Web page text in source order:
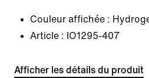
Couleur affichée :
Article : IO1295-407
Afficher les détails du produit